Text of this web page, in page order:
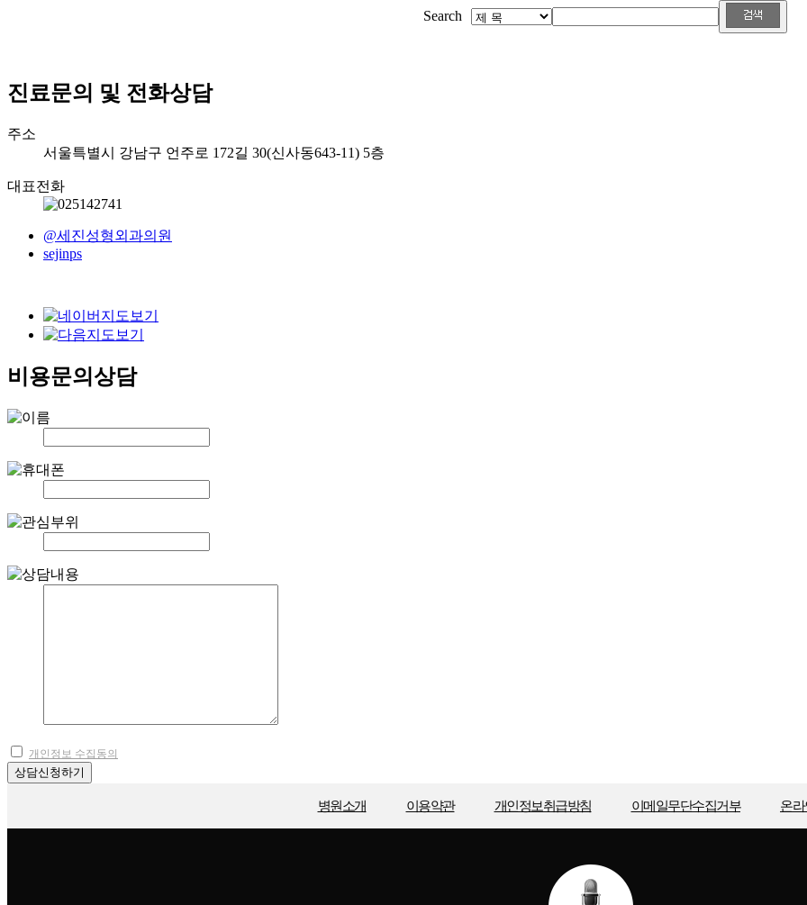
Search
진료문의 및 전화상담
주소
서울특별시 강남구 언주로 172길 30(신사동643-11) 5층
대표전화
@세진성형외과의원
sejinps
비용문의상담
개인정보 수집동의
상담신청하기
병원소개 이용약관 개인정보취급방침 이메일무단수집거부 온